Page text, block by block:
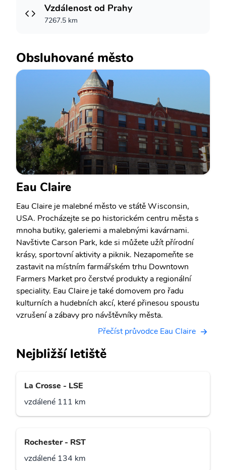
Vzdálenost od Prahy
7267.5 km
Obsluhované město
Eau Claire
Eau Claire je malebné město ve státě Wisconsin,
USA. Procházejte se po historickém centru města s
mnoha butiky, galeriemi a malebnými kavárnami.
Navštivte Carson Park, kde si můžete užít přírodní
krásy, sportovní aktivity a piknik. Nezapomeňte se
zastavit na místním farmářském trhu Downtown
Farmers Market pro čerstvé produkty a regionální
speciality. Eau Claire je také domovem pro řadu
kulturních a hudebních akcí, které přinesou spoustu
vzrušení a zábavy pro návštěvníky města.
Přečíst průvodce Eau Claire
Nejbližší letiště
La Crosse - LSE
vzdálené 111 km
Rochester - RST
vzdálené 134 km